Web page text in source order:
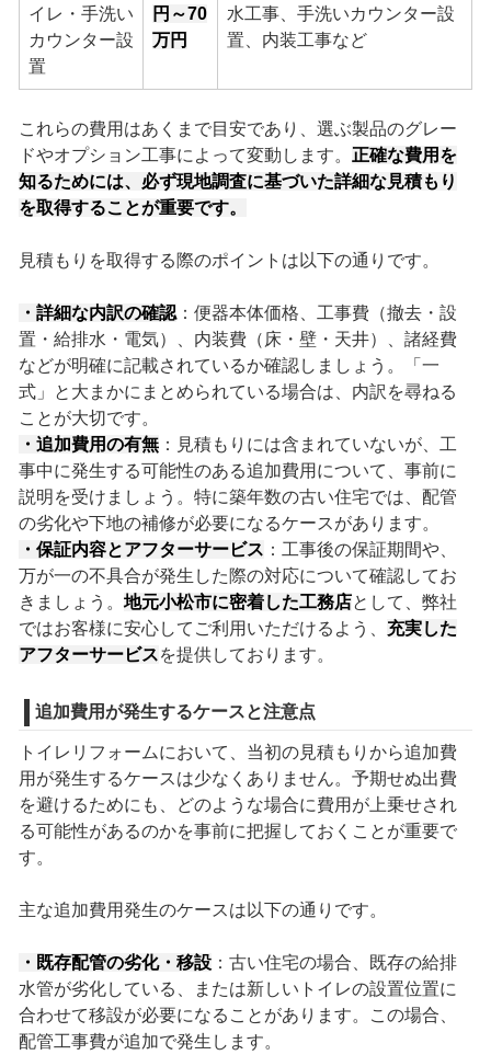
イレ・手洗い
カウンター設
置
円～70
万円
水工事、手洗いカウンター設
置、内装工事など
これらの費用はあくまで目安であり、選ぶ製品のグレー
ドやオプション工事によって変動します。 正確な費用を
知るためには、必ず現地調査に基づいた詳細な見積もり
を取得することが重要です。
見積もりを取得する際のポイントは以下の通りです。
・詳細な内訳の確認：便器本体価格、工事費（撤去・設
置・給排水・電気）、内装費（床・壁・天井）、諸経費
などが明確に記載されているか確認しましょう。「一
式」と大まかにまとめられている場合は、内訳を尋ねる
ことが大切です。
・追加費用の有無：見積もりには含まれていないが、工
事中に発生する可能性のある追加費用について、事前に
説明を受けましょう。特に築年数の古い住宅では、配管
の劣化や下地の補修が必要になるケースがあります。
・保証内容とアフターサービス ：工事後の保証期間や、
万が一の不具合が発生した際の対応について確認してお
きましょう。 地元小松市に密着した工務店として、弊社
ではお客様に安心してご利用いただけるよう、 充実した
アフターサービスを提供しております。
追加費用が発生するケースと注意点
トイレリフォームにおいて、当初の見積もりから追加費
用が発生するケースは少なくありません。予期せぬ出費
を避けるためにも、どのような場合に費用が上乗せされ
る可能性があるのかを事前に把握しておくことが重要で
す。
主な追加費用発生のケースは以下の通りです。
・既存配管の劣化・移設：古い住宅の場合、既存の給排
水管が劣化している、または新しいトイレの設置位置に
合わせて移設が必要になることがあります。この場合、
配管工事費が追加で発生します。